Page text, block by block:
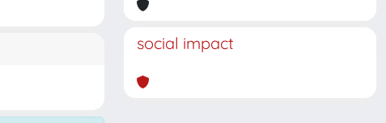
social impact